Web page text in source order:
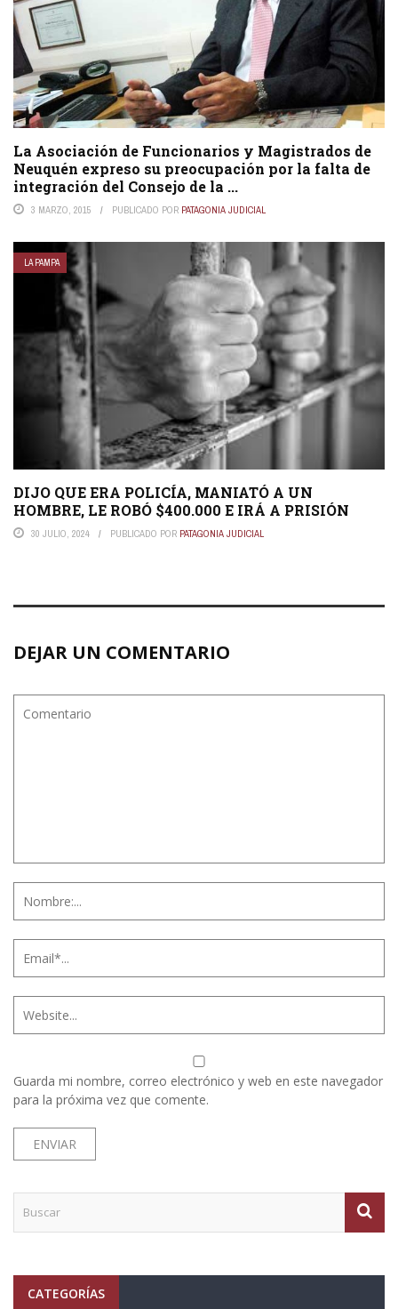
La Asociación de Funcionarios y Magistrados de
Neuquén expreso su preocupación por la falta de
integración del Consejo de la ...
3 MARZO, 2015 PUBLICADO POR PATAGONIA JUDICIAL
LA PAMPA
DIJO QUE ERA POLICÍA, MANIATÓ A UN
HOMBRE, LE ROBÓ $400.000 E IRÁ A PRISIÓN
30 JULIO, 2024 PUBLICADO POR PATAGONIA JUDICIAL
DEJAR UN COMENTARIO
Guarda mi nombre, correo electrónico y web en este navegador
para la próxima vez que comente.
CATEGORÍAS